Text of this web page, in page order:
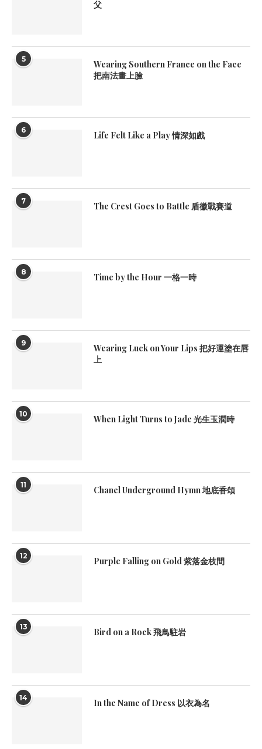
父
5
Wearing Southern France on the Face
把南法畫上臉
6 Life Felt Like a Play 情深如戲
7 The Crest Goes to Battle 盾徽戰賽道
8 Time by the Hour 一格一時
9
Wearing Luck on Your Lips 把好運塗在唇
上
10 When Light Turns to Jade 光生玉潤時
11 Chanel Underground Hymn 地底香頌
12 Purple Falling on Gold 紫落金枝間
13 Bird on a Rock 飛鳥駐岩
14 In the Name of Dress 以衣為名